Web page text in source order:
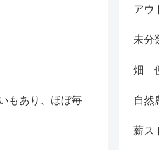
もあり、ほぼ毎
アウ
未分
畑
自
薪ス